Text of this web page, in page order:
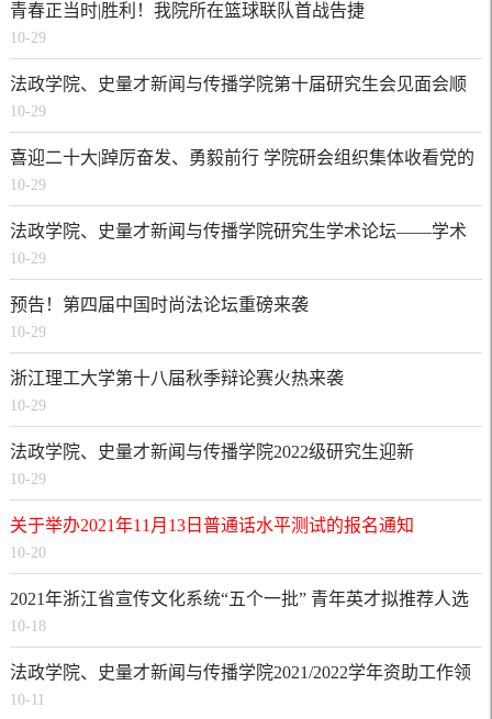
青春正当时|胜利！我院所在篮球联队首战告捷
10-29
法政学院、史量才新闻与传播学院第十届研究生会见面会顺
利举行
10-29
喜迎二十大|踔厉奋发、勇毅前行 学院研会组织集体收看党的
二十大开幕会
10-29
法政学院、史量才新闻与传播学院研究生学术论坛——学术
论文写作经验分享
10-29
预告！第四届中国时尚法论坛重磅来袭
10-29
浙江理工大学第十八届秋季辩论赛火热来袭
10-29
法政学院、史量才新闻与传播学院2022级研究生迎新
10-29
关于举办2021年11月13日普通话水平测试的报名通知
10-20
2021年浙江省宣传文化系统“五个一批” 青年英才拟推荐人选
公示通告
10-18
法政学院、史量才新闻与传播学院2021/2022学年资助工作领
导小组及班级认定评议小组成员名单公示
10-11